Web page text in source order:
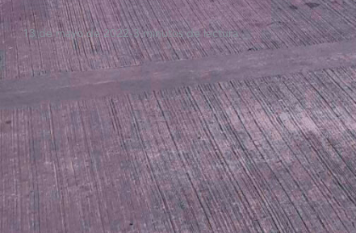
13 de mayo de 2022-3 minutos de lectura